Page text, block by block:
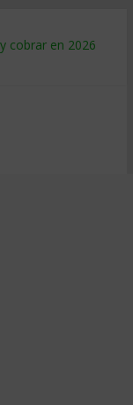
cobrar en 2026
caro
a tiempo
qué hacer
y venderle